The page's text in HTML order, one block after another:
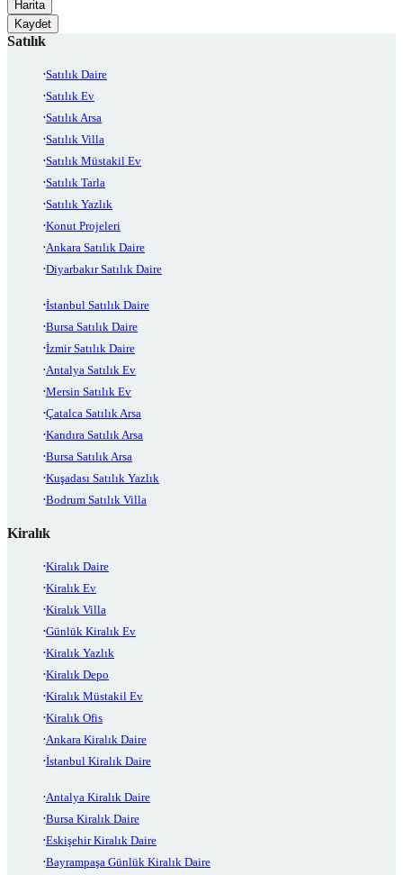
Harita
Kaydet
Satılık
Satılık Daire
Satılık Ev
Satılık Arsa
Satılık Villa
Satılık Müstakil Ev
Satılık Tarla
Satılık Yazlık
Konut Projeleri
Ankara Satılık Daire
Diyarbakır Satılık Daire
İstanbul Satılık Daire
Bursa Satılık Daire
İzmir Satılık Daire
Antalya Satılık Ev
Mersin Satılık Ev
Çatalca Satılık Arsa
Kandıra Satılık Arsa
Bursa Satılık Arsa
Kuşadası Satılık Yazlık
Bodrum Satılık Villa
Kiralık
Kiralık Daire
Kiralık Ev
Kiralık Villa
Günlük Kiralık Ev
Kiralık Yazlık
Kiralık Depo
Kiralık Müstakil Ev
Kiralık Ofis
Ankara Kiralık Daire
İstanbul Kiralık Daire
Antalya Kiralık Daire
Bursa Kiralık Daire
Eskişehir Kiralık Daire
Bayrampaşa Günlük Kiralık Daire